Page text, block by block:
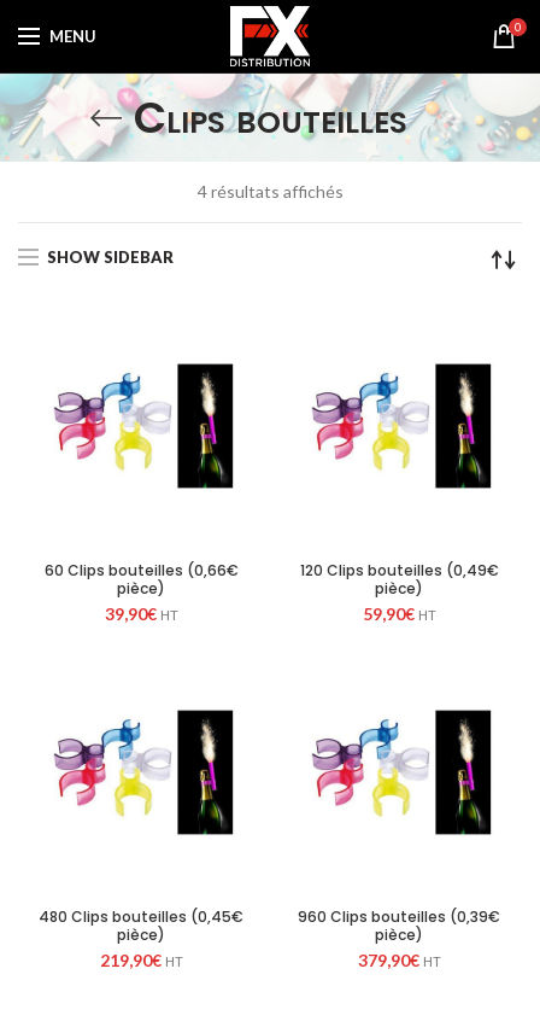
MENU 0
Clips bouteilles
4 résultats affichésTrié
SHOW SIDEBAR
60 Clips bouteilles (0,66€
pièce)
39,90€ HT
120 Clips bouteilles (0,49€
pièce)
59,90€ HT
480 Clips bouteilles (0,45€
pièce)
219,90€ HT
960 Clips bouteilles (0,39€
pièce)
379,90€ HT